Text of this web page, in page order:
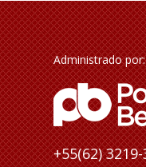
Administrado por:
+55(62)